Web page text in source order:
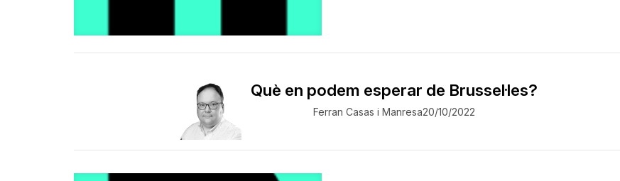
Què en podem esperar de Brussel·les?
Ferran Casas i Manresa20/10/2022